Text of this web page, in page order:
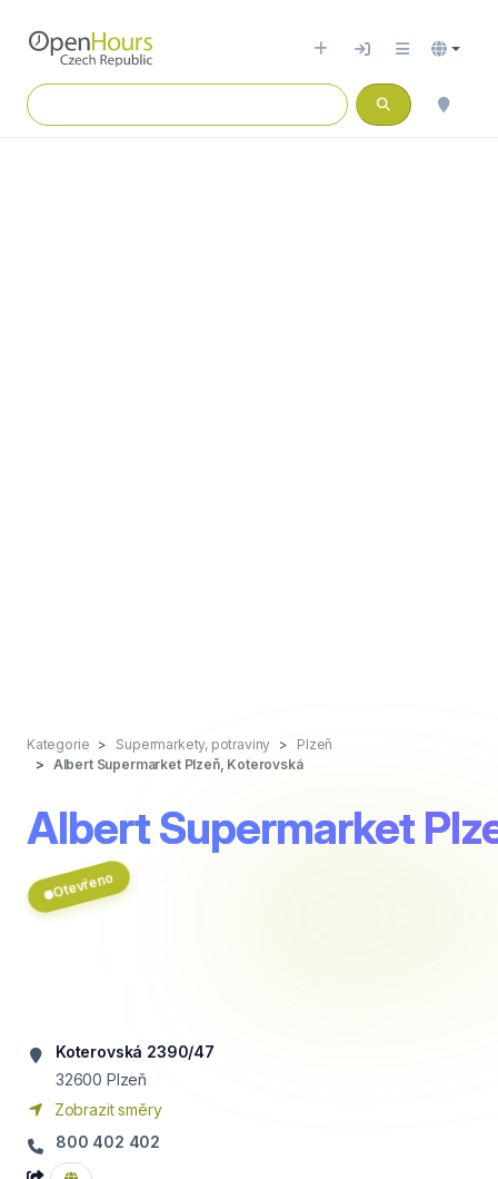
Kategorie Supermarkety, potraviny
Plzeň
Albert Supermarket Plzeň, Koterovská
Albert Supermarket
Otevřeno
Koterovská 2390/47
32600 Plzeň
Zobrazit směry
800 402 402